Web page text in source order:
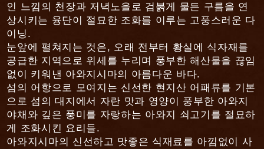
인 느낌의 천장과 저녁노을로 검붉게 물든 구름을 연
상시키는 융단이 절묘한 조화를 이루는 고풍스러운 다
이닝.
눈앞에 펼쳐지는 것은, 오래 전부터 황실에 식자재를
공급한 지역으로 위세를 누리며 풍부한 해산물을 끊임
없이 키워낸 아와지시마의 아름다운 바다.
섬의 어항으로 모여지는 신선한 현지산 어패류를 기본
으로 섬의 대지에서 자란 맛과 영양이 풍부한 아와지
야채와 깊은 풍미를 자랑하는 아와지 쇠고기를 절묘하
게 조화시킨 요리들.
아와지시마의 신선하고 맛좋은 식재료를 아낌없이 사